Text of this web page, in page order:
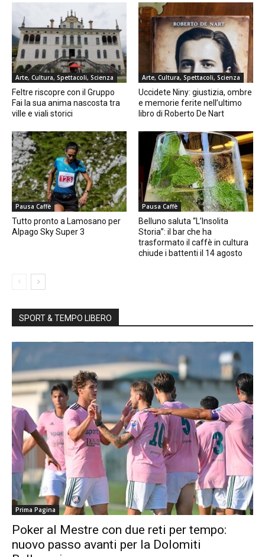
Arte, Cultura, Spettacoli, Scienza
Feltre riscopre con il Gruppo
Fai la sua anima nascosta tra
ville e viali storici
Arte, Cultura, Spettacoli, Scienza
Uccidete Niny: giustizia, ombre
e memorie ferite nell’ultimo
libro di Roberto De Nart
Pausa Caffè
Tutto pronto a Lamosano per
Alpago Sky Super 3
Pausa Caffè
Belluno saluta “L’Insolita
Storia”: il bar che ha
trasformato il caffè in cultura
chiude i battenti il 14 agosto
SPORT & TEMPO LIBERO
Prima Pagina
Poker al Mestre con due reti per tempo:
nuovo passo avanti per la Dolomiti